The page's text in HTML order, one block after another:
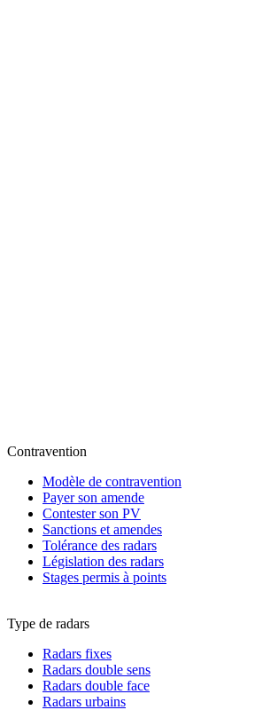
Contravention
Modèle de contravention
Payer son amende
Contester son PV
Sanctions et amendes
Tolérance des radars
Législation des radars
Stages permis à points
Type de radars
Radars fixes
Radars double sens
Radars double face
Radars urbains